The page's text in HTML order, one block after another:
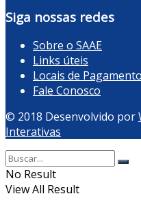
Siga nossas redes
Sobre o SAAE
Links úteis
Locais de Pagamento
Fale Conosco
© 2018 Desenvolvido por
Interativas
No Result
View All Result